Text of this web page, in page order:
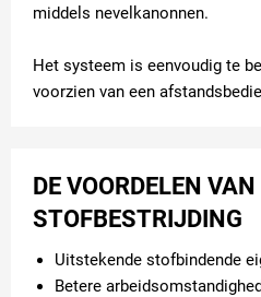
middels nevelkanonnen.
Het systeem is eenvoudig te
voorzien van een
DE VOORDELEN VAN
STOFBESTRIJDING
Uitstekende stofbindende
Betere